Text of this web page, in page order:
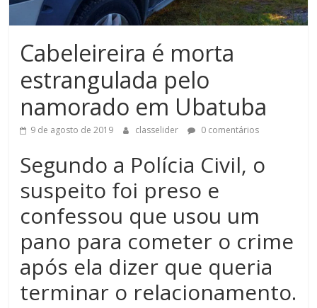
Cabeleireira é morta
estrangulada pelo
namorado em Ubatuba
9 de agosto de 2019 classelider 0 comentários
Segundo a Polícia Civil, o
suspeito foi preso e
confessou que usou um
pano para cometer o crime
após ela dizer que queria
terminar o relacionamento.